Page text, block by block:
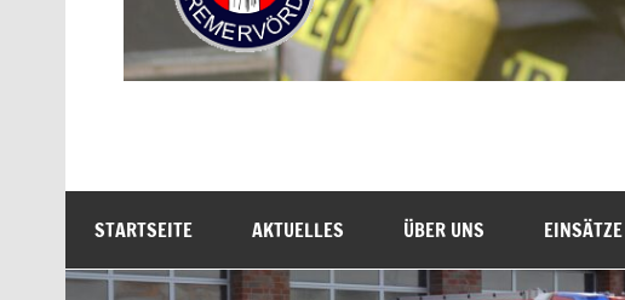
Freiwillige Feuerwehr
STARTSEITE AKTUELLES ÜBER UNS EINSÄTZE